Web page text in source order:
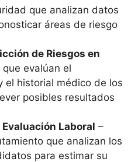
que analizan datos
áreas de riesgo
de Riesgos en
evalúan el
el historial médico de los
posibles resultados
Laboral –
que analizan los
para estimar su